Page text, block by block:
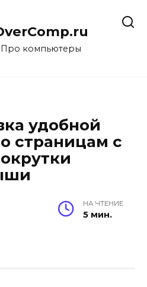
Про компьютеры
удобной
страницам с
НА ЧТЕНИЕ
5 мин.